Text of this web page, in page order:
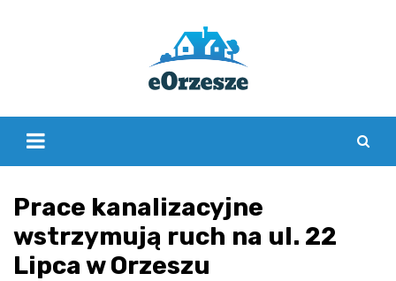
Prace kanalizacyjne
wstrzymują ruch na ul. 22
Lipca w Orzeszu